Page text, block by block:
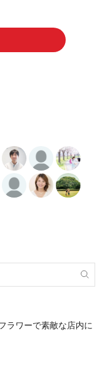
ラワーで素敵な店内に